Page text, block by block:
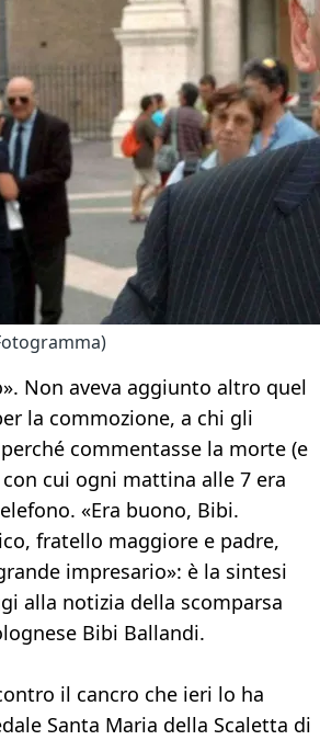
Non aveva aggiunto altro quel
la commozione, a chi gli
commentasse la morte (e
con cui ogni mattina alle 7 era
«Era buono, Bibi.
fratello maggiore e padre,
impresario»: è la sintesi
alla notizia della scomparsa
Bibi Ballandi.
il cancro che ieri lo ha
Santa Maria della Scaletta di